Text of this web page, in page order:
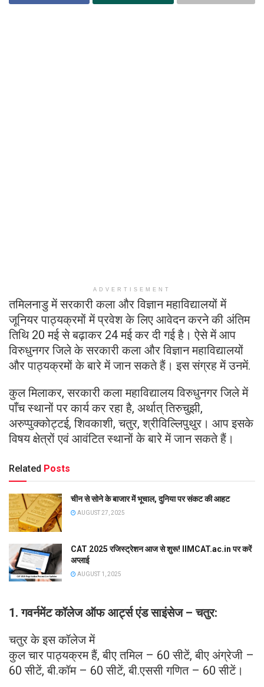
ADVERTISEMENT
तमिलनाडु में सरकारी कला और विज्ञान महाविद्यालयों में
जूनियर पाठ्यक्रमों में प्रवेश के लिए आवेदन करने की अंतिम
तिथि 20 मई से बढ़ाकर 24 मई कर दी गई है। ऐसे में आप
विरुधुनगर जिले के सरकारी कला और विज्ञान महाविद्यालयों
और पाठ्यक्रमों के बारे में जान सकते हैं। इस संग्रह में उनमें.
कुल मिलाकर, सरकारी कला महाविद्यालय विरुधुनगर जिले में
पाँच स्थानों पर कार्य कर रहा है, अर्थात् तिरुचुझी,
अरुप्पुक्कोट्टई, शिवकाशी, चतुर, श्रीविल्लिपुथुर। आप इसके
विषय क्षेत्रों एवं आवंटित स्थानों के बारे में जान सकते हैं।
Related Posts
चीन से सोने के बाजार में भूचाल, दुनिया पर संकट की आहट
AUGUST 27, 2025
CAT 2025 रजिस्ट्रेशन आज से शुरू! IIMCAT.ac.in पर करें
अप्लाई
AUGUST 1, 2025
1. गवर्नमेंट कॉलेज ऑफ आर्ट्स एंड साइंसेज – चतुर:
चतुर के इस कॉलेज में
कुल चार पाठ्यक्रम हैं, बीए तमिल – 60 सीटें, बीए अंग्रेजी –
60 सीटें, बी.कॉम – 60 सीटें, बी.एससी गणित – 60 सीटें।